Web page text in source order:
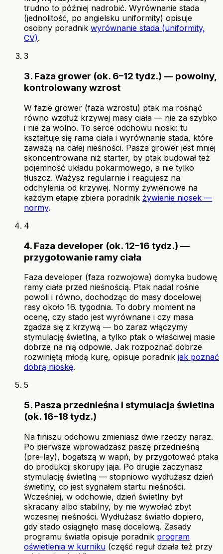
trudno to później nadrobić. Wyrównanie stada
(jednolitość, po angielsku uniformity) opisuje
osobny poradnik wyrównanie stada (uniformity,
CV).
3
3. Faza grower (ok. 6–12 tydz.) — powolny,
kontrolowany wzrost
W fazie grower (faza wzrostu) ptak ma rosnąć
równo wzdłuż krzywej masy ciała — nie za szybko
i nie za wolno. To serce odchowu nioski: tu
kształtuje się rama ciała i wyrównanie stada, które
zaważą na całej nieśności. Pasza grower jest mniej
skoncentrowana niż starter, by ptak budował też
pojemność układu pokarmowego, a nie tylko
tłuszcz. Ważysz regularnie i reagujesz na
odchylenia od krzywej. Normy żywieniowe na
każdym etapie zbiera poradnik żywienie niosek —
normy.
4
4. Faza developer (ok. 12–16 tydz.) —
przygotowanie ramy ciała
Faza developer (faza rozwojowa) domyka budowę
ramy ciała przed nieśnością. Ptak nadal rośnie
powoli i równo, dochodząc do masy docelowej
rasy około 16. tygodnia. To dobry moment na
ocenę, czy stado jest wyrównane i czy masa
zgadza się z krzywą — bo zaraz włączymy
stymulację świetlną, a tylko ptak o właściwej masie
dobrze na nią odpowie. Jak rozpoznać dobrze
rozwiniętą młodą kurę, opisuje poradnik jak poznać
dobrą nioskę.
5
5. Pasza przednieśna i stymulacja świetlna
(ok. 16–18 tydz.)
Na finiszu odchowu zmieniasz dwie rzeczy naraz.
Po pierwsze wprowadzasz paszę przednieśną
(pre-lay), bogatszą w wapń, by przygotować ptaka
do produkcji skorupy jaja. Po drugie zaczynasz
stymulację świetlną — stopniowo wydłużasz dzień
świetlny, co jest sygnałem startu nieśności.
Wcześniej, w odchowie, dzień świetlny był
skracany albo stabilny, by nie wywołać zbyt
wczesnej nieśności. Wydłużasz światło dopiero,
gdy stado osiągnęło masę docelową. Zasady
programu światła opisuje poradnik program
oświetlenia w kurniku (część reguł działa też przy